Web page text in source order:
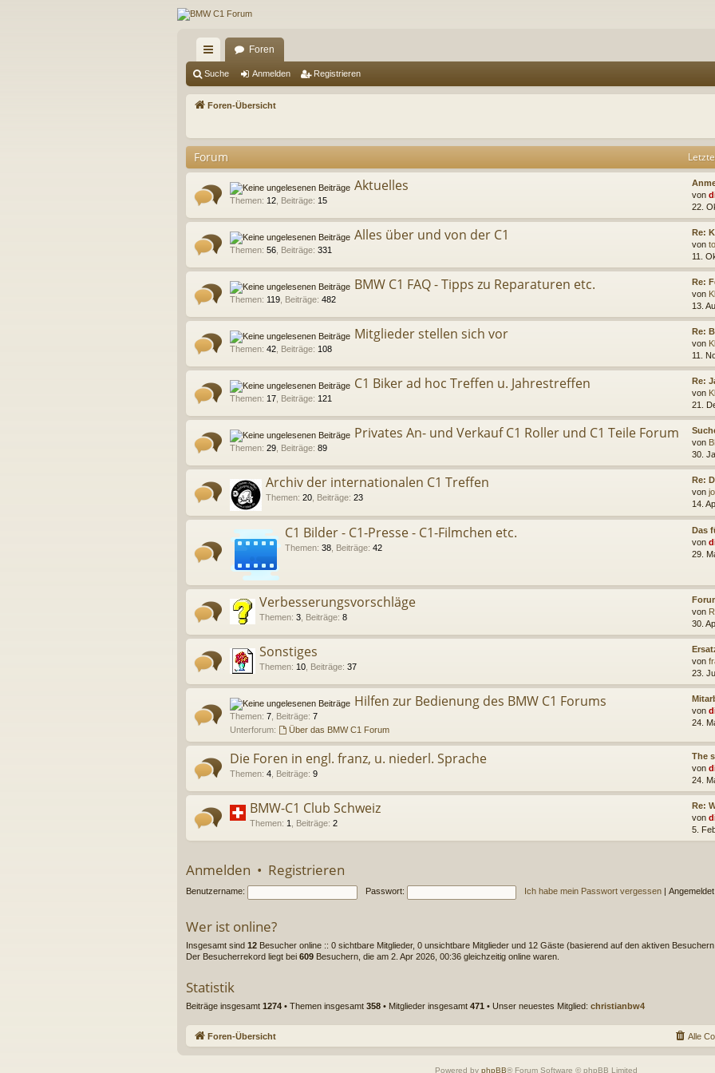
ch
ne
ug
riff
Foren
Suche Anmelden Registrieren
Foren-Übersicht
Forum
Aktuelles
Themen: 12 Beiträge: 15
von
22.
Alles über und von der C1
Themen: 56 Beiträge: 331
Re:
von
11.
BMW C1 FAQ - Tipps zu Reparaturen etc.
Themen: 119 Beiträge: 482
Re:
von
13.
Mitglieder stellen sich vor
Themen: 42 Beiträge: 108
Re:
von
11.
C1 Biker ad hoc Treffen u. Jahrestreffen
Themen: 17 Beiträge: 121
Re:
von
21.
Privates An- und Verkauf C1 Roller und C1 Teile Forum
Themen: 29 Beiträge: 89
von
30.
Archiv der internationalen C1 Treffen
Themen: 20 Beiträge: 23
Re:
von
14.
C1 Bilder - C1-Presse - C1-Filmchen etc.
Themen: 38 Beiträge: 42
Das
von
29.
Verbesserungsvorschläge
Themen: 3 Beiträge: 8
von
30.
Sonstiges
Themen: 10 Beiträge: 37
von
23.
Hilfen zur Bedienung des BMW C1 Forums
Themen: 7 Beiträge: 7
Unterforum:
Über das BMW C1 Forum
von
24.
Die Foren in engl. franz, u. niederl. Sprache
Themen: 4 Beiträge: 9
The
von
24.
BMW-C1 Club Schweiz
Themen: 1 Beiträge: 2
Re:
von
5.
Anmelden • Registrieren
Benutzername: Passwort: Ich habe mein Passwort vergessen
Wer ist online?
Insgesamt sind 12 Besucher online :: 0 sichtbare Mitglieder, 0 unsichtbare Mitglieder und 12 Gäste (basierend auf den aktiven
Der Besucherrekord liegt bei 609 Besuchern, die am 2. Apr 2026, 00:36 gleichzeitig online waren.
Statistik
Beiträge insgesamt 1274 • Themen insgesamt 358 • Mitglieder insgesamt 471 • Unser neuestes Mitglied: christianbw4
Foren-Übersicht Alle
Powered by phpBB® Forum Software © phpBB Limited